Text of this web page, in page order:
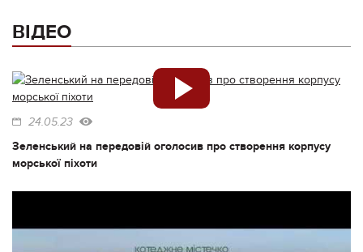
ВІДЕО
24.05.23
Зеленський на передовій оголосив про створення корпусу
морської піхоти